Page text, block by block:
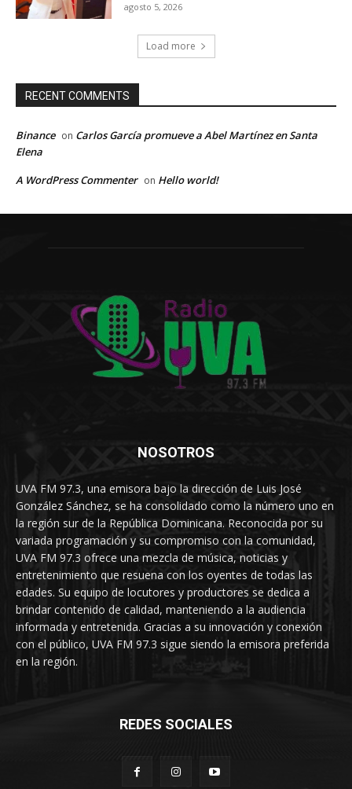
agosto 5, 2026
Load more
RECENT COMMENTS
Binance on Carlos García promueve a Abel Martínez en Santa
Elena
A WordPress Commenter on Hello world!
NOSOTROS
UVA FM 97.3, una emisora bajo la dirección de Luis José
González Sánchez, se ha consolidado como la número uno en
la región sur de la República Dominicana. Reconocida por su
variada programación y su compromiso con la comunidad,
UVA FM 97.3 ofrece una mezcla de música, noticias y
entretenimiento que resuena con los oyentes de todas las
edades. Su equipo de locutores y productores se dedica a
brindar contenido de calidad, manteniendo a la audiencia
informada y entretenida. Gracias a su innovación y conexión
con el público, UVA FM 97.3 sigue siendo la emisora preferida
en la región.
REDES SOCIALES